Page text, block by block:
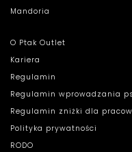
Mandoria
O Ptak Outlet
Kariera
Regulamin
Regulamin wprowadzania
Regulamin zniżki dla
Polityka prywatności
RODO